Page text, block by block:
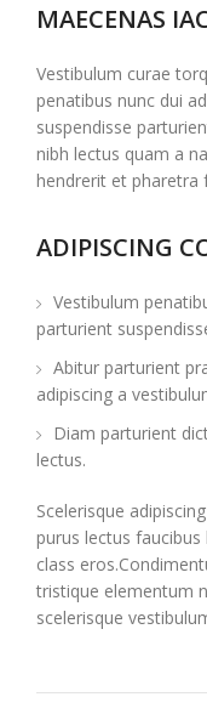
MAECENAS
Vestibulum curae
penatibus nunc dui
suspendisse
nibh lectus quam a
hendrerit et pharetra
ADIPISCING
Vestibulum
parturient
Abitur parturient
adipiscing a
Diam parturient
lectus.
Scelerisque
purus lectus
class
tristique elementum
scelerisque